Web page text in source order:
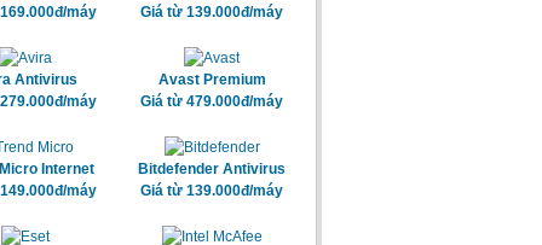
máy
Giá từ 139.000đ/máy
Antivirus
máy
Avast Premium
Giá từ 479.000đ/máy
Internet
máy
Bitdefender Antivirus
Giá từ 139.000đ/máy